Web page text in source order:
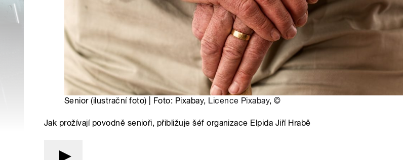
Senior (ilustrační foto) | Foto: Pixabay, Licence Pixabay,©
Jak prožívají povodně senioři, přibližuje šéf organizace Elpida Jiří Hrabě